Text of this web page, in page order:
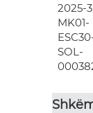
2025-
MK01-
SOL-